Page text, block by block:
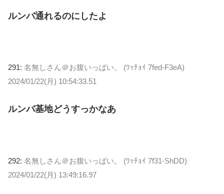
ルンバ通れるのにしたよ
291: 名無しさん＠お腹いっぱい。 (ﾜｯﾁｮｲ 7fed-F3eA)
2024/01/22(月) 10:54:33.51
ルンバ基地どうすっかなあ
292: 名無しさん＠お腹いっぱい。 (ﾜｯﾁｮｲ 7f31-ShDD)
2024/01/22(月) 13:49:16.97